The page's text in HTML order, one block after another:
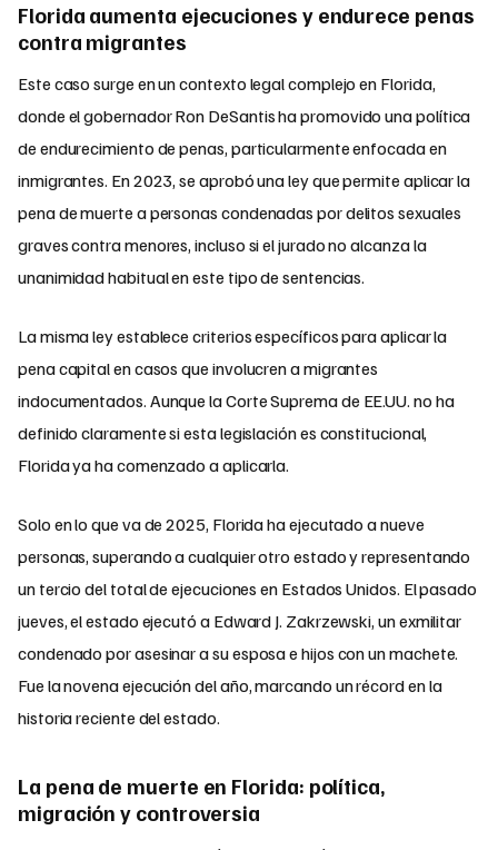
Florida aumenta ejecuciones y endurece penas
contra migrantes
Este caso surge en un contexto legal complejo en Florida,
donde el gobernador Ron DeSantis ha promovido una política
de endurecimiento de penas, particularmente enfocada en
inmigrantes. En 2023, se aprobó una ley que permite aplicar la
pena de muerte a personas condenadas por delitos sexuales
graves contra menores, incluso si el jurado no alcanza la
unanimidad habitual en este tipo de sentencias.
La misma ley establece criterios específicos para aplicar la
pena capital en casos que involucren a migrantes
indocumentados. Aunque la Corte Suprema de EE.UU. no ha
definido claramente si esta legislación es constitucional,
Florida ya ha comenzado a aplicarla.
Solo en lo que va de 2025, Florida ha ejecutado a nueve
personas, superando a cualquier otro estado y representando
un tercio del total de ejecuciones en Estados Unidos. El pasado
jueves, el estado ejecutó a Edward J. Zakrzewski, un exmilitar
condenado por asesinar a su esposa e hijos con un machete.
Fue la novena ejecución del año, marcando un récord en la
historia reciente del estado.
La pena de muerte en Florida: política,
migración y controversia